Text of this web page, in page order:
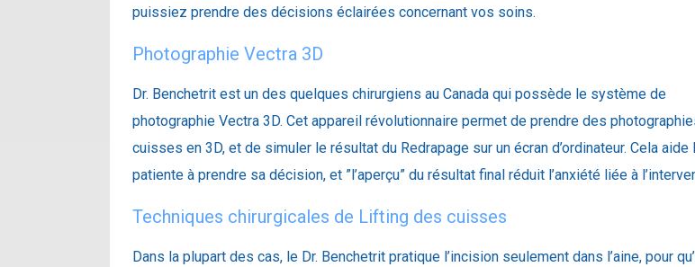
puissiez prendre des décisions éclairées concernant vos soins.
Photographie Vectra 3D
Dr. Benchetrit est un des quelques chirurgiens au Canada qui possède le système de
photographie Vectra 3D. Cet appareil révolutionnaire permet de prendre des
cuisses en 3D, et de simuler le résultat du Redrapage sur un écran d’ordinateur. Cela aide
patiente à prendre sa décision, et ”l’aperçu” du résultat final réduit l’anxiété liée à
Techniques chirurgicales de Lifting des cuisses
Dans la plupart des cas, le Dr. Benchetrit pratique l’incision seulement dans l’aine, pour